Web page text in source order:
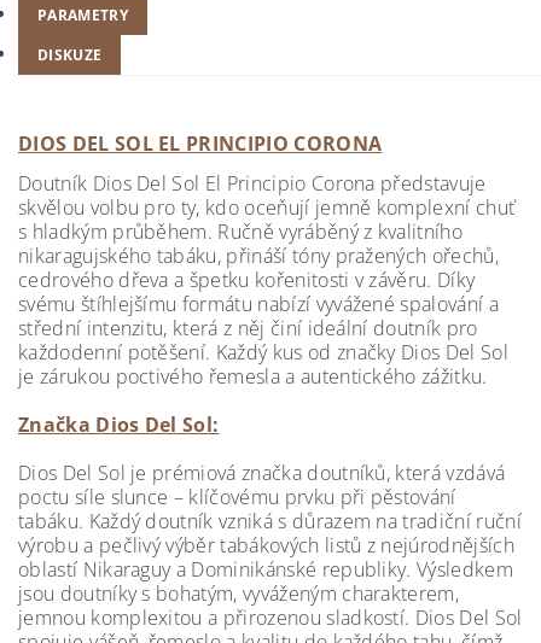
PARAMETRY
DISKUZE
DIOS DEL SOL EL PRINCIPIO CORONA
Doutník Dios Del Sol El Principio Corona představuje
skvělou volbu pro ty, kdo oceňují jemně komplexní chuť
s hladkým průběhem. Ručně vyráběný z kvalitního
nikaragujského tabáku, přináší tóny pražených ořechů,
cedrového dřeva a špetku kořenitosti v závěru. Díky
svému štíhlejšímu formátu nabízí vyvážené spalování a
střední intenzitu, která z něj činí ideální doutník pro
každodenní potěšení. Každý kus od značky Dios Del Sol
je zárukou poctivého řemesla a autentického zážitku.
Značka Dios Del Sol:
Dios Del Sol je prémiová značka doutníků, která vzdává
poctu síle slunce – klíčovému prvku při pěstování
tabáku. Každý doutník vzniká s důrazem na tradiční ruční
výrobu a pečlivý výběr tabákových listů z nejúrodnějších
oblastí Nikaraguy a Dominikánské republiky. Výsledkem
jsou doutníky s bohatým, vyváženým charakterem,
jemnou komplexitou a přirozenou sladkostí. Dios Del Sol